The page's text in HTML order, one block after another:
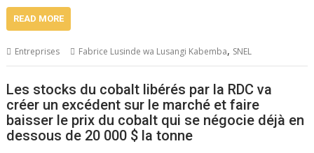
READ MORE
Entreprises Fabrice Lusinde wa Lusangi Kabemba, SNEL
Les stocks du cobalt libérés par la RDC va
créer un excédent sur le marché et faire
baisser le prix du cobalt qui se négocie déjà en
dessous de 20 000 $ la tonne